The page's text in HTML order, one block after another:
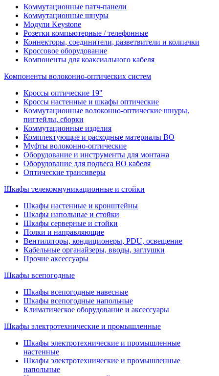
Коммутационные патч-панели
Коммутационные шнуры
Модули Keystone
Розетки компьютерные / телефонные
Коннекторы, соединители, разветвители и колпачки
Кроссовое оборудование
Компоненты для коаксиального кабеля
Компоненты волоконно-оптических систем
Кроссы оптические 19"
Кроссы настенные и шкафы оптические
Коммутационные волоконно-оптические шнуры,
пигтейлы, сборки
Коммутационные изделия
Комплектующие и расходные материалы ВО
Муфты волоконно-оптические
Оборудование и инструменты для монтажа
Оборудование для подвеса ВО кабеля
Оптические трансиверы
Шкафы телекоммуникационные и стойки
Шкафы настенные и кронштейны
Шкафы напольные и стойки
Шкафы серверные и стойки
Полки и направляющие
Вентиляторы, кондиционеры, PDU, освещение
Кабельные органайзеры, вводы, заглушки
Прочие аксеcсуары
Шкафы всепогодные
Шкафы всепогодные навесные
Шкафы всепогодные напольные
Климатическое оборудование и аксессуары
Шкафы электротехнические и промышленные
Шкафы электротехнические и промышленные
настенные
Шкафы электротехнические и промышленные
напольные